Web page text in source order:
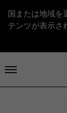
国または地域を
テンツが表示さ
メニューを開く